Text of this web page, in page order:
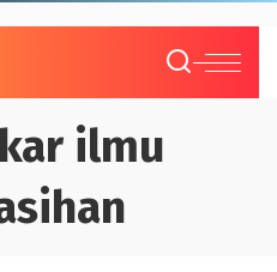
ilmu